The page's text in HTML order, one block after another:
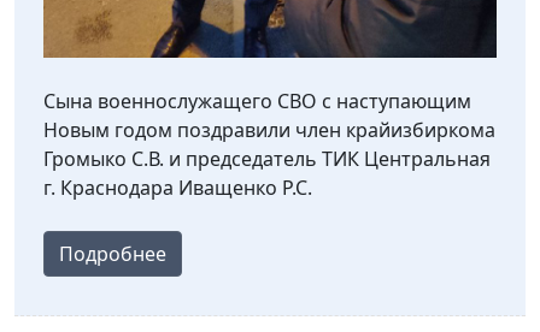
Сына военнослужащего СВО с наступающим
Новым годом поздравили член крайизбиркома
Громыко С.В. и председатель ТИК Центральная
г. Краснодара Иващенко Р.С.
Подробнее